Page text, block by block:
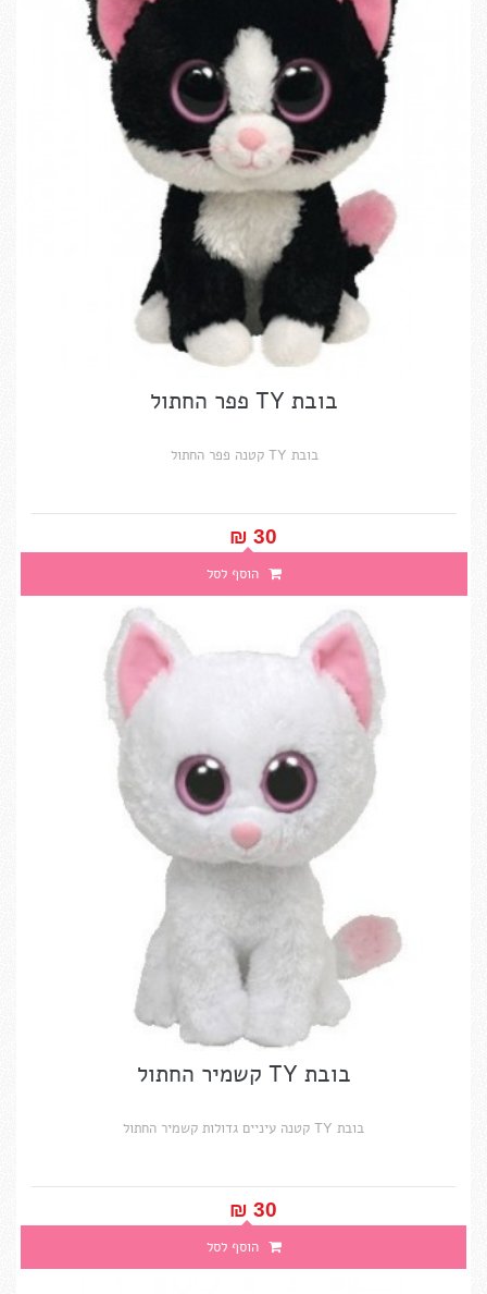
בובת TY פפר החתול
בובת TY קטנה פפר החתול
30 ₪‎
הוסף לסל
בובת TY קשמיר החתול
בובת TY קטנה עיניים גדולות קשמיר החתול
30 ₪‎
הוסף לסל